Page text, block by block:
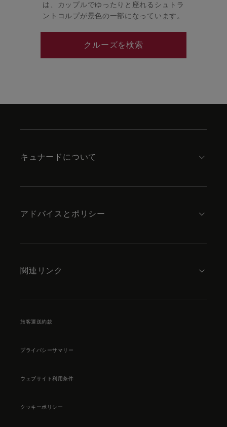
は、カップルでゆったりと座れるシュトラ
ントコルプが景色の一部になっています。
クルーズを検索
キュナードについて
アドバイスとポリシー
関連リンク
旅客運送約款
プライバシーサマリー
ウェブサイト利用条件
クッキーポリシー